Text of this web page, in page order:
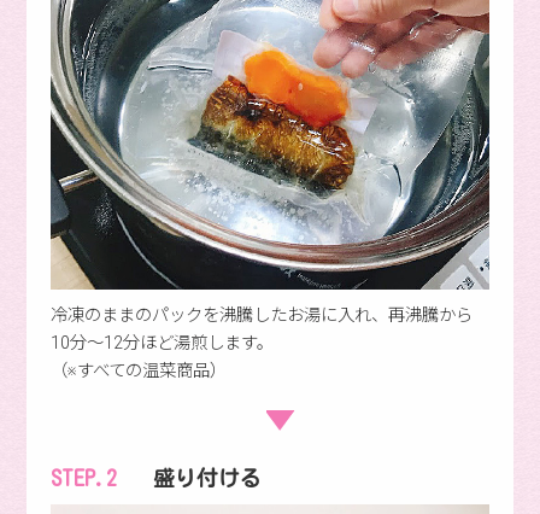
冷凍のままのパックを沸騰したお湯に入れ、再沸騰から
10分〜12分ほど湯煎します。
（※すべての温菜商品）
STEP.2 盛り付ける